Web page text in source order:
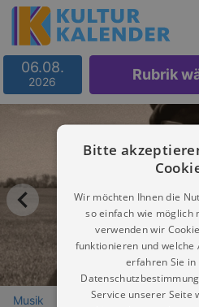
06.08.
2026 Rubrik
Musik
Bitte
Wir möchten Ihnen die
so einfach wie möglich
verwenden wir
funktionieren und welche
erfahren Sie
Service unserer Seite